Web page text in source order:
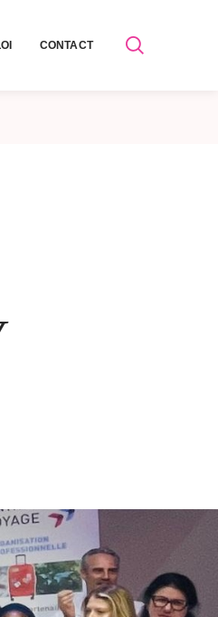
CONTACT